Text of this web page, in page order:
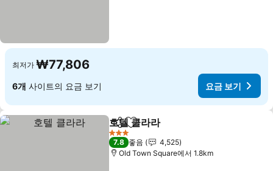
최저가 ₩77,806
6개 사이트의 요금 보기 요금 보기
공유 즐겨찾기에 추가
호텔 클라라
3 성급
7.8 좋음
4,525
Old Town Square에서 1.8km